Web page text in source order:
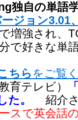
独自の単語
ジョン3.01
増強され、
で好きな単
ちらをご覧
育テレビ）
た。
紹介さ
スで英会話